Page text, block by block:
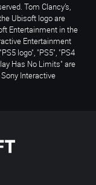
Tom Clancy’s,
Ubisoft logo are
Entertainment in the
Entertainment
logo", "PS5", "PS4
Has No Limits" are
Interactive